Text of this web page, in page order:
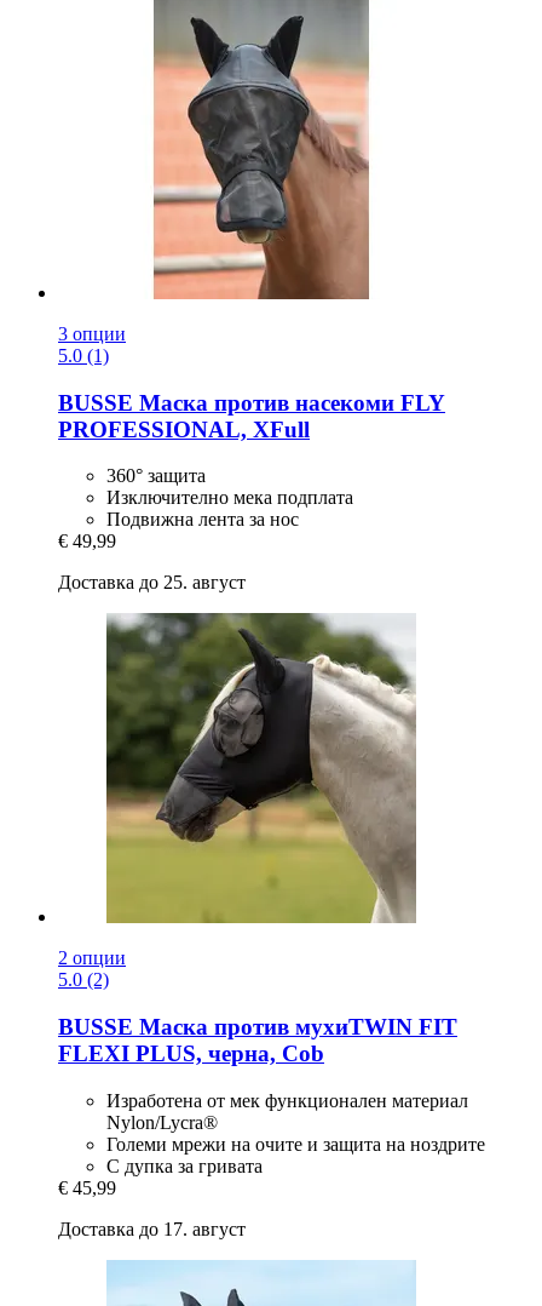
3 опции
5.0 (1)
BUSSE Маска против насекоми FLY
PROFESSIONAL, XFull
360° защита
Изключително мека подплата
Подвижна лента за нос
€ 49,99
Доставка до 25. август
2 опции
5.0 (2)
BUSSE Маска против мухиTWIN FIT
FLEXI PLUS, черна, Cob
Изработена от мек функционален материал
Nylon/Lycra®
Големи мрежи на очите и защита на ноздрите
С дупка за гривата
€ 45,99
Доставка до 17. август